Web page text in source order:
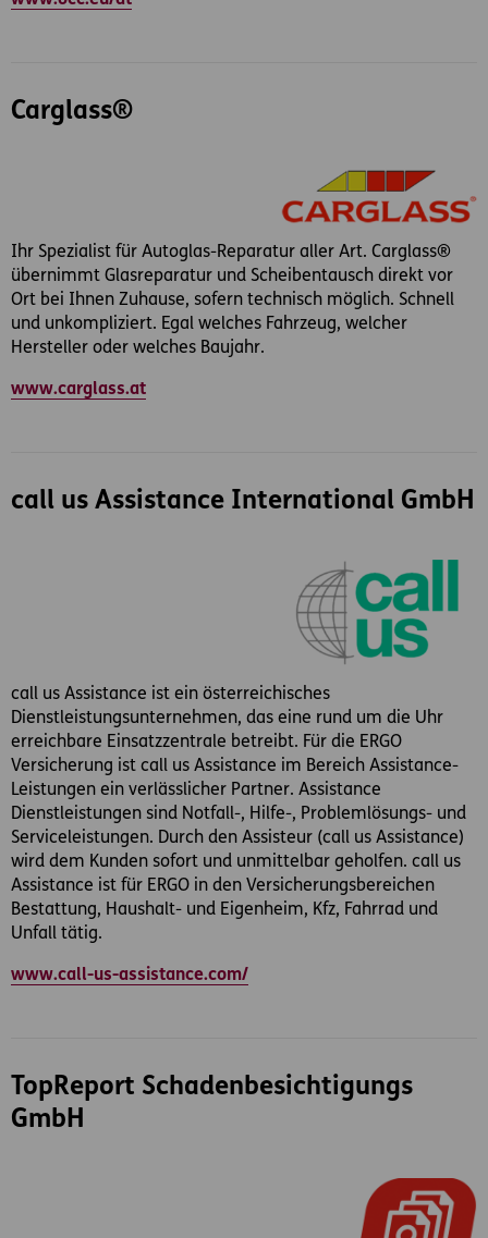
Carglass®
Ihr Spezialist für Autoglas-Reparatur aller Art. Carglass®
übernimmt Glasreparatur und Scheibentausch direkt vor
Ort bei Ihnen Zuhause, sofern technisch möglich. Schnell
und unkompliziert. Egal welches Fahrzeug, welcher
Hersteller oder welches Baujahr.
www.carglass.at
call us Assistance International GmbH
call us Assistance ist ein österreichisches
Dienstleistungsunternehmen, das eine rund um die Uhr
erreichbare Einsatzzentrale betreibt. Für die ERGO
Versicherung ist call us Assistance im Bereich Assistance-
Leistungen ein verlässlicher Partner. Assistance
Dienstleistungen sind Notfall-, Hilfe-, Problemlösungs- und
Serviceleistungen. Durch den Assisteur (call us Assistance)
wird dem Kunden sofort und unmittelbar geholfen. call us
Assistance ist für ERGO in den Versicherungsbereichen
Bestattung, Haushalt- und Eigenheim, Kfz, Fahrrad und
Unfall tätig.
www.call-us-assistance.com/
TopReport Schadenbesichtigungs
GmbH